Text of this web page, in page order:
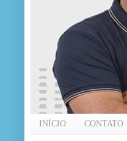
INÍCIO CONTATO